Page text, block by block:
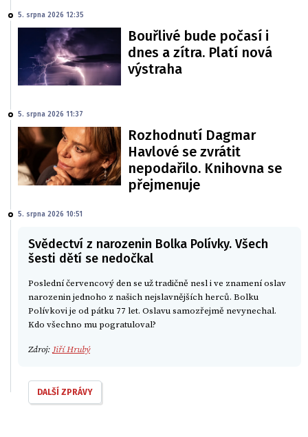
5. srpna 2026 12:35
Bouřlivé bude počasí i
dnes a zítra. Platí nová
výstraha
5. srpna 2026 11:37
Rozhodnutí Dagmar
Havlové se zvrátit
nepodařilo. Knihovna se
přejmenuje
5. srpna 2026 10:51
Svědectví z narozenin Bolka Polívky. Všech
šesti dětí se nedočkal
Poslední červencový den se už tradičně nesl i ve znamení oslav
narozenin jednoho z našich nejslavnějších herců. Bolku
Polívkovi je od pátku 77 let. Oslavu samozřejmě nevynechal.
Kdo všechno mu pogratuloval?
Zdroj: Jiří Hrubý
DALŠÍ ZPRÁVY